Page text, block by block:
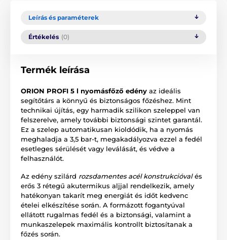
Leírás és paraméterek
Értékelés (0)
Termék leírása
ORION PROFI 5 l nyomásfőző edény az ideális
segítőtárs a könnyű és biztonságos főzéshez. Mint
technikai újítás, egy harmadik szilikon szeleppel van
felszerelve, amely további biztonsági szintet garantál.
Ez a szelep automatikusan kioldódik, ha a nyomás
meghaladja a 3,5 bar-t, megakadályozva ezzel a fedél
esetleges sérülését vagy leválását, és védve a
felhasználót.
Az edény szilárd rozsdamentes acél konstrukcióvalés
erős 3 rétegű akutermikus aljjal rendelkezik, amely
hatékonyan takarít meg energiát és időt kedvenc
ételei elkészítése során. A formázott fogantyúval
ellátott rugalmas fedél és a biztonsági, valamint a
munkaszelepek maximális kontrollt biztosítanak a
főzés során.